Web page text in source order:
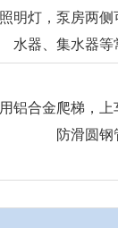
明灯，泵房两
水器、集水器等
铝合金爬梯，
防滑圆钢